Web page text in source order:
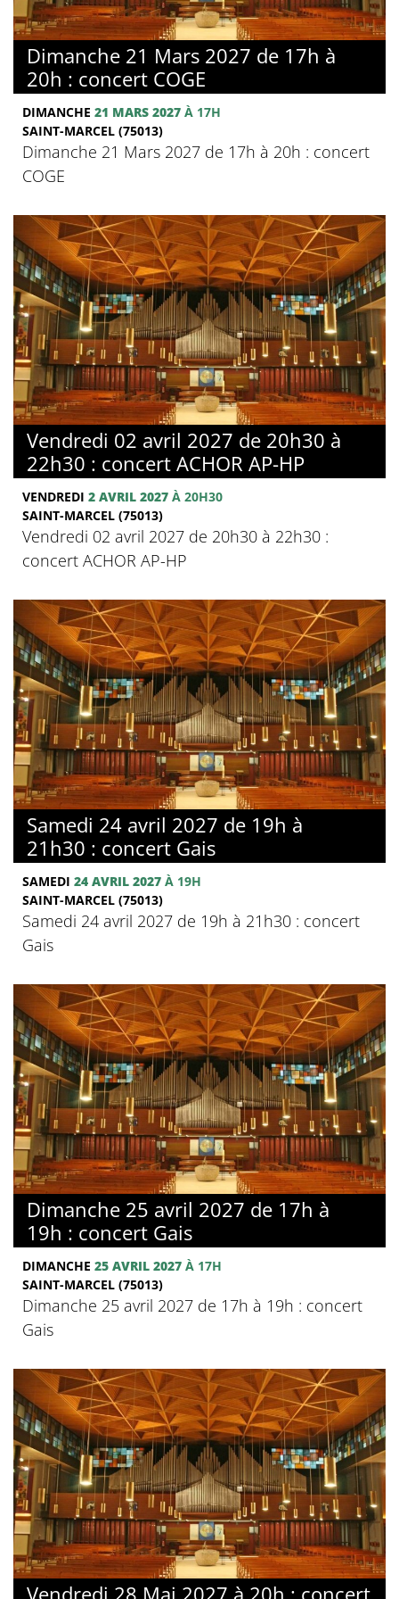
Dimanche 21 Mars 2027 de 17h à
20h : concert COGE
DIMANCHE 21 MARS 2027 À 17H
SAINT-MARCEL (75013)
Dimanche 21 Mars 2027 de 17h à 20h : concert
COGE
Vendredi 02 avril 2027 de 20h30 à
22h30 : concert ACHOR AP-HP
VENDREDI 2 AVRIL 2027 À 20H30
SAINT-MARCEL (75013)
Vendredi 02 avril 2027 de 20h30 à 22h30 :
concert ACHOR AP-HP
Samedi 24 avril 2027 de 19h à
21h30 : concert Gais
SAMEDI 24 AVRIL 2027 À 19H
SAINT-MARCEL (75013)
Samedi 24 avril 2027 de 19h à 21h30 : concert
Gais
Dimanche 25 avril 2027 de 17h à
19h : concert Gais
DIMANCHE 25 AVRIL 2027 À 17H
SAINT-MARCEL (75013)
Dimanche 25 avril 2027 de 17h à 19h : concert
Gais
Vendredi 28 Mai 2027 à 20h : concert